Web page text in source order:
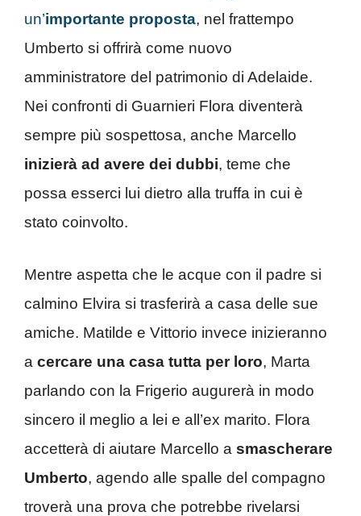
un’importante proposta, nel frattempo
Umberto si offrirà come nuovo
amministratore del patrimonio di Adelaide.
Nei confronti di Guarnieri Flora diventerà
sempre più sospettosa, anche Marcello
inizierà ad avere dei dubbi, teme che
possa esserci lui dietro alla truffa in cui è
stato coinvolto.
Mentre aspetta che le acque con il padre si
calmino Elvira si trasferirà a casa delle sue
amiche. Matilde e Vittorio invece inizieranno
a cercare una casa tutta per loro, Marta
parlando con la Frigerio augurerà in modo
sincero il meglio a lei e all’ex marito. Flora
accetterà di aiutare Marcello a smascherare
Umberto, agendo alle spalle del compagno
troverà una prova che potrebbe rivelarsi